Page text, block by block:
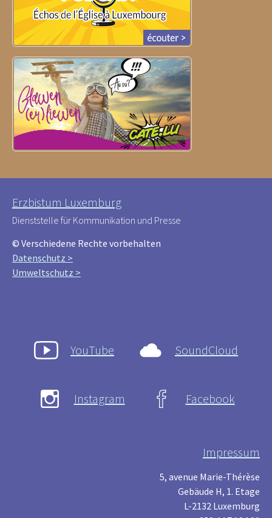
Erzbistum Luxemburg
Dienststelle für Kommunikation und Presse
© Verschiedene Rechte vorbehalten
Datenschutz >
Umweltschutz >
YouTube SoundCloud
Instagram Facebook
Impressum
5, avenue Marie-Thérèse
Gebäude H, 1. Etage
L-2132 Luxemburg